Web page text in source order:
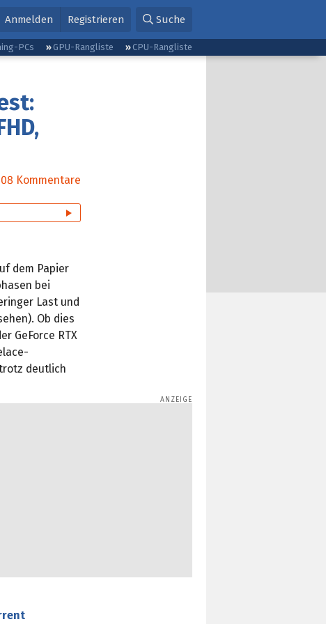
Anmelden Registrieren Suche
PCs GPU-Rangliste CPU-Rangliste
Kommentare
dem Papier
bei
Last und
Ob dies
GeForce RTX
deutlich